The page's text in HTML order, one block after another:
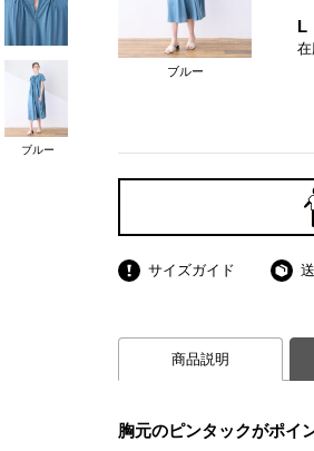
ブルー
ブルー
L
サイズガイド
商品説明
胸元のピンタックがポイ